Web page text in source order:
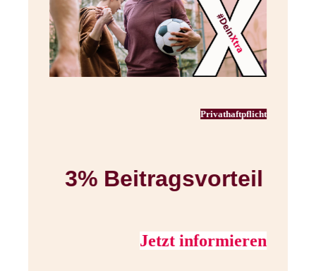
Privathaftpflicht
3% Beitragsvorteil
Jetzt informieren